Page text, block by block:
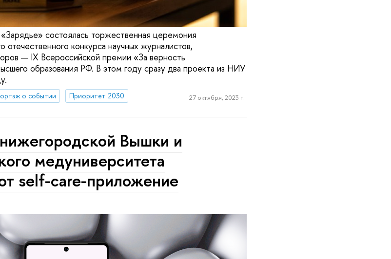
состоялась торжественная церемония
отечественного конкурса научных журналистов,
— IX Всероссийской премии «За верность
образования РФ. В этом году сразу два проекта из НИУ
о событии Приоритет 2030 27 октября, 2023 г.
Вышки и
медуниверситета
self-care-приложение